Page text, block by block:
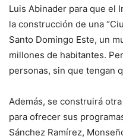
Luis Abinader para que el
la construcción de una
Santo Domingo Este, un
millones de habitantes.
personas, sin que tengan
Además, se construirá
para ofrecer sus
Sánchez Ramírez,